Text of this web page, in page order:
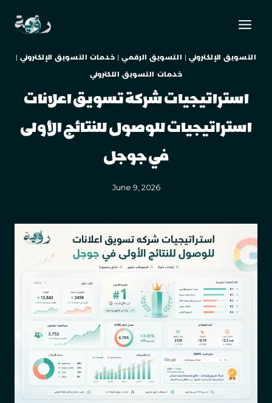
التسويق الإلكتروني | التسويق الرقمي| خدمات التسويق الإلكتروني |
خدمات التسويق اللكتروني
استراتيجيات شركة تسويق اعلانات
استراتيجيات للوصول للنتائج الأولى
في جوجل
June 9, 2026